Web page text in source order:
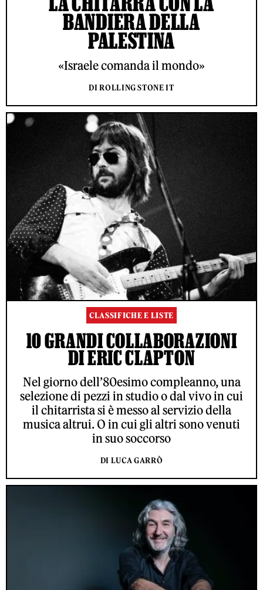
BANDIERA DELLA
PALESTINA
«Israele comanda il mondo»
DI ROLLING STONE IT
CLASSIFICHE E LISTE
10 GRANDI COLLABORAZIONI
DI ERIC CLAPTON
Nel giorno dell’80esimo compleanno, una
selezione di pezzi in studio o dal vivo in cui
il chitarrista si è messo al servizio della
musica altrui. O in cui gli altri sono venuti
in suo soccorso
DI LUCA GARRÒ